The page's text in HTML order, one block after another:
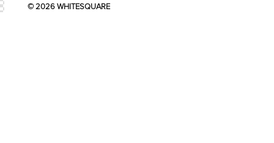
B8-11 работа «Антонио Бандерас, менеджер
© 2026 WHITESQUARE